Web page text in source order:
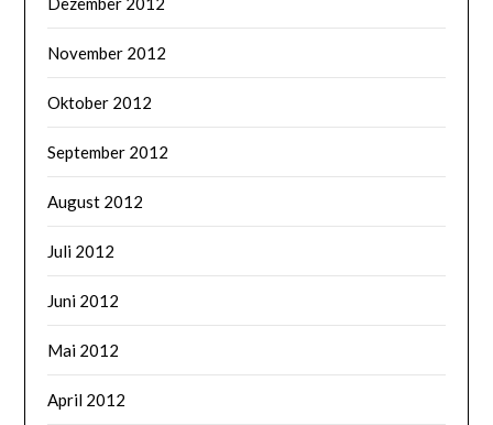
November 2012
Oktober 2012
September 2012
August 2012
Juli 2012
Juni 2012
Mai 2012
April 2012